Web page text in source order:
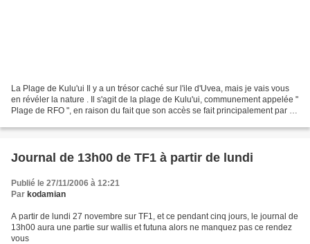
La Plage de Kulu'ui Il y a un trésor caché sur l'ile d'Uvea, mais je vais vous
en révéler la nature . Il s'agit de la plage de Kulu'ui, communement appelée "
Plage de RFO ", en raison du fait que son accès se fait principalement par la
Journal de 13h00 de TF1 à partir de lundi
Publié le 27/11/2006 à 12:21
Par kodamian
A partir de lundi 27 novembre sur TF1, et ce pendant cinq jours, le journal de
13h00 aura une partie sur wallis et futuna alors ne manquez pas ce rendez
vous